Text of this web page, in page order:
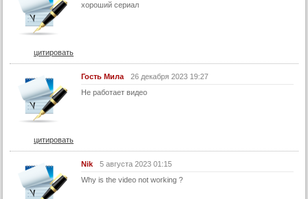
37 серия
38 серия
39 серия
42 серия
44 серия
45 серия
46 серия
хороший сериал
цитировать
Гость Мила
26 декабря 2023 19:27
Не работает видео
цитировать
Nik
5 августа 2023 01:15
Why is the video not working ?